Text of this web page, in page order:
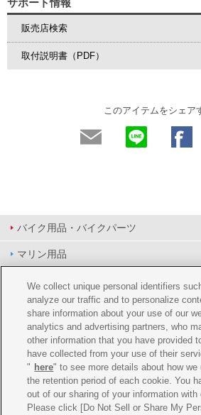
サポート情報
販売店検索
取付説明書（PDF）
このアイテムをシェア
バイク用品・バイクパーツ
マリン用品
PAS/YPJ用品
その他用品
イベント&エンターテイメント
オンラインショップ
企業情報
We collect unique personal identifiers
analyze our traffic and to personalize
share information about your use of our
analytics and advertising partners, who
other information that you have provided
have collected from your use of their
" here" to see more details about how we
the retention period of each cookie. You
out of our sharing of your information with
Please click [Do Not Sell or Share My